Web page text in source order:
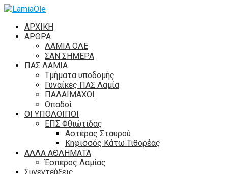
ΑΡΧΙΚΗ
ΑΡΘΡΑ
ΛΑΜΙΑ ΟΛΕ
ΣΑΝ ΣΗΜΕΡΑ
ΠΑΣ ΛΑΜΙΑ
Τμήματα υποδομής
Γυναίκες ΠΑΣ Λαμία
ΠΑΛΑΙΜΑΧΟΙ
Οπαδοί
ΟΙ ΥΠΟΛΟΙΠΟΙ
ΕΠΣ Φθιώτιδας
Αστέρας Σταυρού
Κηφισσός Κάτω Τιθορέας
ΑΛΛΑ ΑΘΛΗΜΑΤΑ
Έσπερος Λαμίας